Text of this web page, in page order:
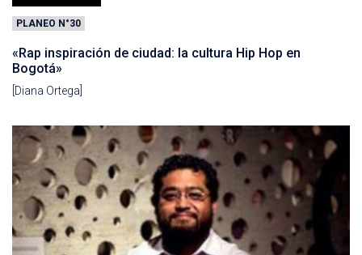
PLANEO N°30
«Rap inspiración de ciudad: la cultura Hip Hop en
Bogotá»
[Diana Ortega]